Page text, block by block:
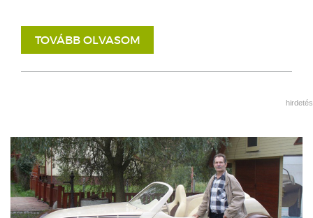
TOVÁBB OLVASOM
hirdetés